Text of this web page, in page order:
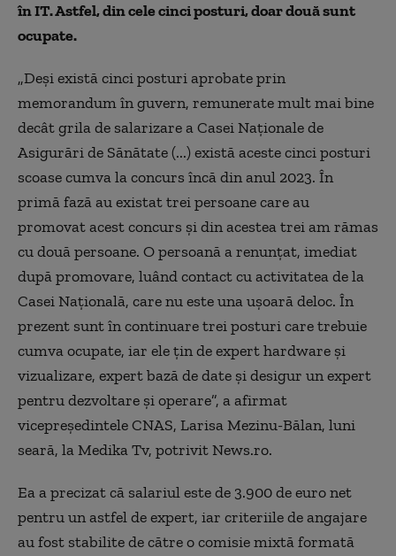
în IT. Astfel, din cele cinci posturi, doar două sunt
ocupate.
„Deşi există cinci posturi aprobate prin
memorandum în guvern, remunerate mult mai bine
decât grila de salarizare a Casei Naţionale de
Asigurări de Sănătate (...) există aceste cinci posturi
scoase cumva la concurs încă din anul 2023. În
primă fază au existat trei persoane care au
promovat acest concurs şi din acestea trei am rămas
cu două persoane. O persoană a renunţat, imediat
după promovare, luând contact cu activitatea de la
Casei Naţională, care nu este una uşoară deloc. În
prezent sunt în continuare trei posturi care trebuie
cumva ocupate, iar ele ţin de expert hardware şi
vizualizare, expert bază de date şi desigur un expert
pentru dezvoltare şi operare”, a afirmat
vicepreşedintele CNAS, Larisa Mezinu-Bălan, luni
seară, la Medika Tv, potrivit News.ro.
Ea a precizat că salariul este de 3.900 de euro net
pentru un astfel de expert, iar criteriile de angajare
au fost stabilite de către o comisie mixtă formată